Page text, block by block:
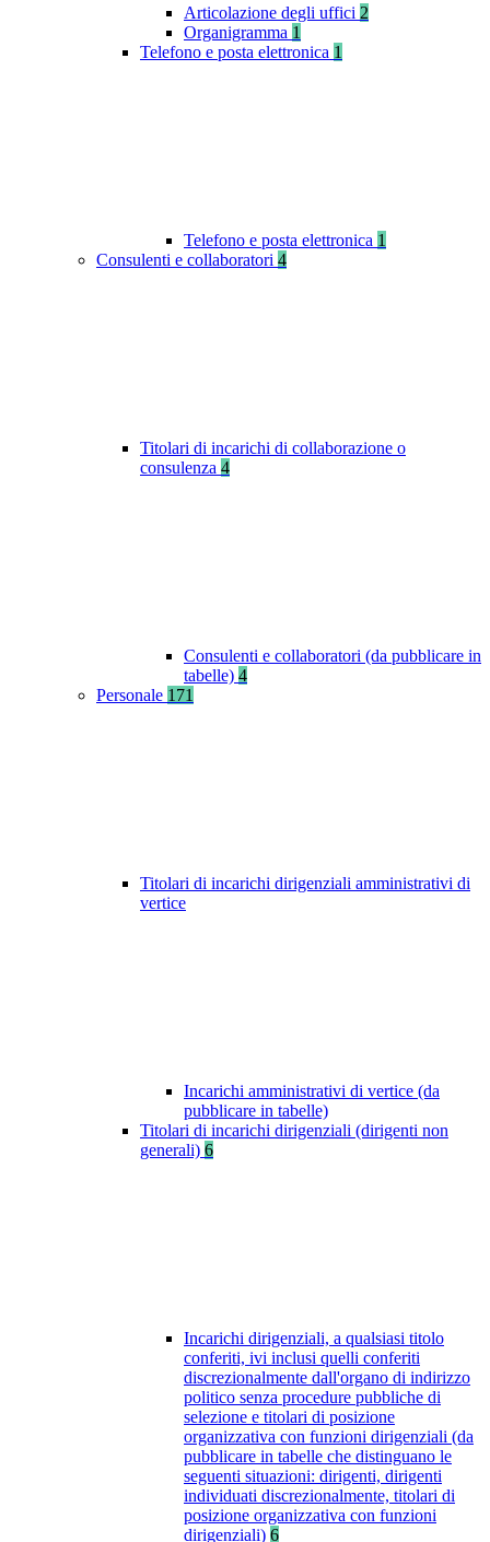
Articolazione degli uffici 2
Organigramma 1
Telefono e posta elettronica 1
Telefono e posta elettronica 1
Consulenti e collaboratori 4
Titolari di incarichi di collaborazione o
consulenza 4
Consulenti e collaboratori (da pubblicare in
tabelle) 4
Personale 171
Titolari di incarichi dirigenziali amministrativi di
vertice
Incarichi amministrativi di vertice (da
pubblicare in tabelle)
Titolari di incarichi dirigenziali (dirigenti non
generali) 6
Incarichi dirigenziali, a qualsiasi titolo
conferiti, ivi inclusi quelli conferiti
discrezionalmente dall'organo di indirizzo
politico senza procedure pubbliche di
selezione e titolari di posizione
organizzativa con funzioni dirigenziali (da
pubblicare in tabelle che distinguano le
seguenti situazioni: dirigenti, dirigenti
individuati discrezionalmente, titolari di
posizione organizzativa con funzioni
dirigenziali) 6